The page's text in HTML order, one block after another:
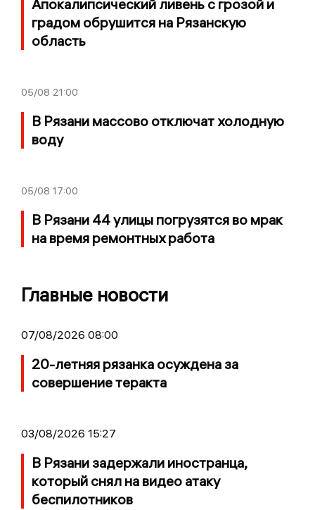
Апокалипсический ливень с грозой и
градом обрушится на Рязанскую
область
05/08 21:00
В Рязани массово отключат холодную
воду
05/08 17:00
В Рязани 44 улицы погрузятся во мрак
на время ремонтных работа
Главные новости
07/08/2026 08:00
20-летняя рязанка осуждена за
совершение теракта
03/08/2026 15:27
В Рязани задержали иностранца,
который снял на видео атаку
беспилотников